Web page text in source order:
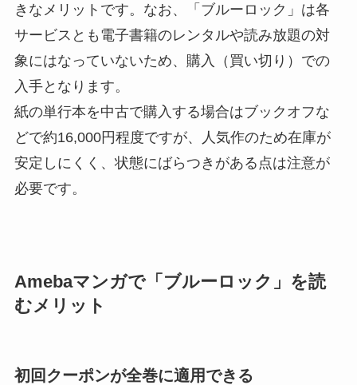
きなメリットです。なお、「ブルーロック」は各
サービスとも電子書籍のレンタルや読み放題の対
象にはなっていないため、購入（買い切り）での
入手となります。
紙の単行本を中古で購入する場合はブックオフな
どで約16,000円程度ですが、人気作のため在庫が
安定しにくく、状態にばらつきがある点は注意が
必要です。
Amebaマンガで「ブルーロック」を読
むメリット
初回クーポンが全巻に適用できる